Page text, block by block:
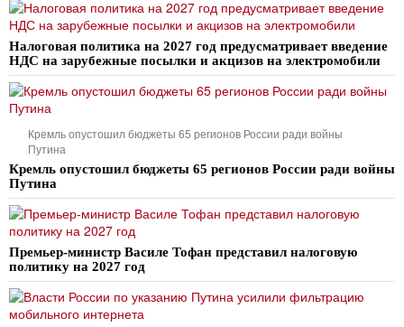
Налоговая политика на 2027 год предусматривает введение
НДС на зарубежные посылки и акцизов на электромобили
Кремль опустошил бюджеты 65 регионов России ради войны
Путина
Кремль опустошил бюджеты 65 регионов России ради войны
Путина
Премьер-министр Василе Тофан представил налоговую
политику на 2027 год